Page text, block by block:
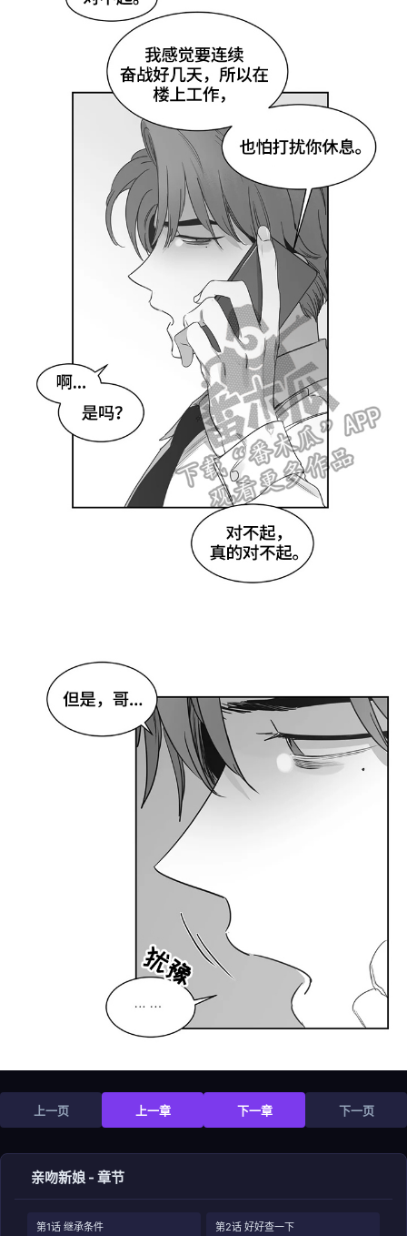
上一页 上一章 下一章 下一页
亲吻新娘 - 章节
第1话 继承条件 第2话 好好查一下